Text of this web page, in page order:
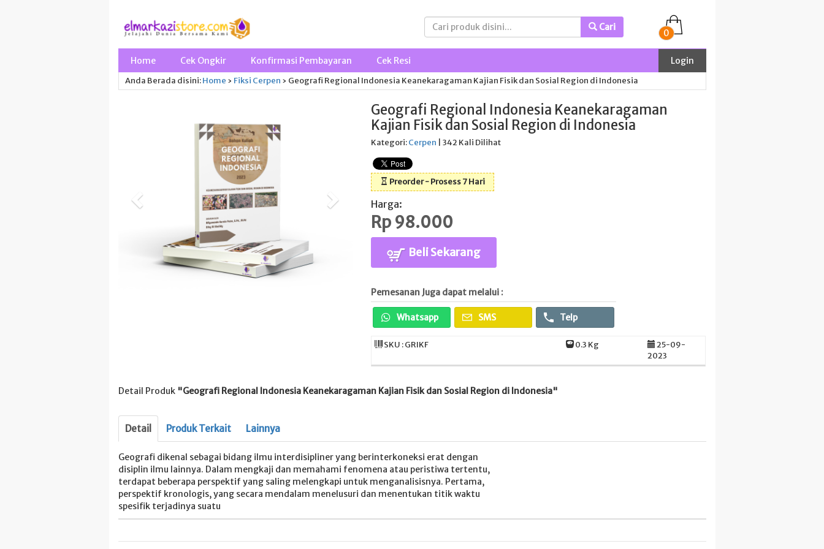
Cari
0
Home Cek Ongkir Konfirmasi Pembayaran Cek Resi Login
Anda Berada disini: Home › Fiksi Cerpen › Geografi Regional Indonesia Keanekaragaman Kajian Fisik dan Sosial Region di Indonesia
Geografi Regional Indonesia Keanekaragaman
Kajian Fisik dan Sosial Region di Indonesia
Kategori:Cerpen | 342 Kali Dilihat
Preorder - Prosess 7 Hari
Harga:
Rp 98.000
Beli Sekarang
Pemesanan Juga dapat melalui :
Whatsapp SMS Telp
SKU : GRIKF 0.3 Kg
25-09-
2023
Detail Produk "Geografi Regional Indonesia Keanekaragaman Kajian Fisik dan Sosial Region di Indonesia"
Detail Produk Terkait Lainnya
Geografi dikenal sebagai bidang ilmu interdisipliner yang berinterkoneksi erat dengan
disiplin ilmu lainnya. Dalam mengkaji dan memahami fenomena atau peristiwa tertentu,
terdapat beberapa perspektif yang saling melengkapi untuk menganalisisnya. Pertama,
perspektif kronologis, yang secara mendalam menelusuri dan menentukan titik waktu
spesifik terjadinya suatu